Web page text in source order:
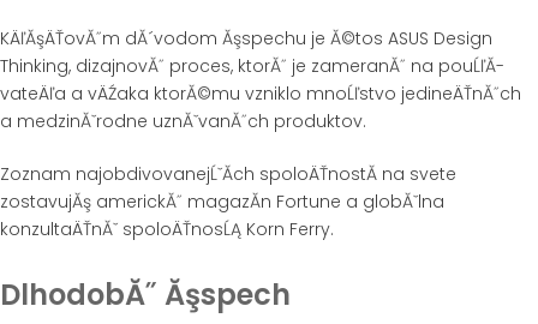
KÄľĂşÄŤovĂ˝m dĂ´vodom Ăşspechu je Ă©tos ASUS Design
Thinking, dizajnovĂ˝ proces, ktorĂ˝ je zameranĂ˝ na pouĹľĂ­
vateÄľa a vÄŹaka ktorĂ©mu vzniklo mnoĹľstvo jedineÄŤnĂ˝ch
a medzinĂˇrodne uznĂˇvanĂ˝ch produktov.
Zoznam najobdivovanejĹˇĂ­ch spoloÄŤnostĂ­ na svete
zostavujĂş americkĂ˝ magazĂ­n Fortune a globĂˇlna
konzultaÄŤnĂˇ spoloÄŤnosĹĄ Korn Ferry.
DlhodobĂ˝ Ăşspech